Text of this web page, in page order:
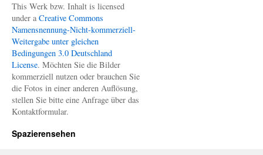
This Werk bzw. Inhalt is licensed
under a Creative Commons
Namensnennung-Nicht-kommerziell-
Weitergabe unter gleichen
Bedingungen 3.0 Deutschland
License. Möchten Sie die Bilder
kommerziell nutzen oder brauchen Sie
die Fotos in einer anderen Auflösung,
stellen Sie bitte eine Anfrage über das
Kontaktformular.
Spazierensehen